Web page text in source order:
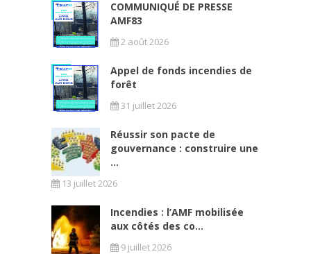
COMMUNIQUÉ DE PRESSE
AMF83
2 août 2026
Appel de fonds incendies de
forêt
31 juillet 2026
Réussir son pacte de
gouvernance : construire une
...
13 juillet 2026
Incendies : l’AMF mobilisée
aux côtés des co...
9 juillet 2026